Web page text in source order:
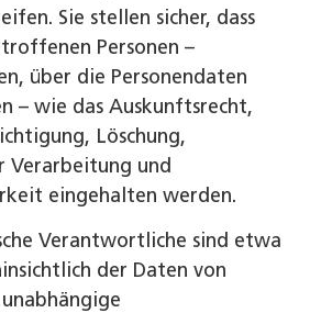
Sie stellen sicher, dass
Personen –
über die Personendaten
– wie das Auskunftsrecht,
Löschung,
Verarbeitung und
eingehalten werden.
Verantwortliche sind etwa
der Daten von